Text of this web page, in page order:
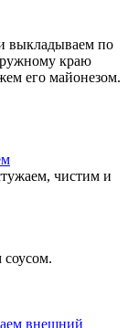
выкладываем по
краю
его майонезом.
чистим и